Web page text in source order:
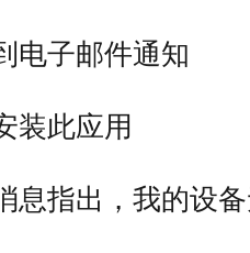
电子邮件通知
装此应用
息指出，我的设